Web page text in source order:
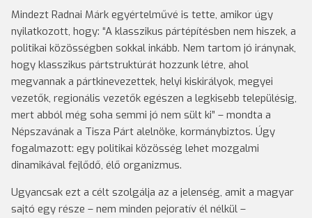
Mindezt Radnai Márk egyértelművé is tette, amikor úgy
nyilatkozott, hogy: “A klasszikus pártépítésben nem hiszek, a
politikai közösségben sokkal inkább. Nem tartom jó iránynak,
hogy klasszikus pártstruktúrát hozzunk létre, ahol
megvannak a pártkinevezettek, helyi kiskirályok, megyei
vezetők, regionális vezetők egészen a legkisebb településig,
mert abból még soha semmi jó nem sült ki” – mondta a
Népszavának a Tisza Párt alelnöke, kormánybiztos. Úgy
fogalmazott: egy politikai közösség lehet mozgalmi
dinamikával fejlődő, élő organizmus.
Ugyancsak ezt a célt szolgálja az a jelenség, amit a magyar
sajtó egy része – nem minden pejoratív él nélkül –